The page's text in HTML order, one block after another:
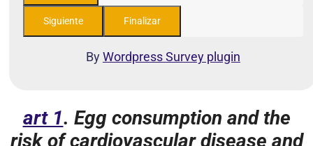
ByWordpress Survey plugin
art 1. Egg consumption and the
risk of cardiovascular disease and